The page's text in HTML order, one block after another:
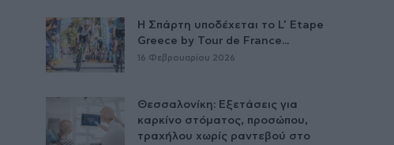
Η Σπάρτη υποδέχεται το L’ Etape
Greece by Tour de France...
16 Φεβρουαρίου 2026
Θεσσαλονίκη: Εξετάσεις για
καρκίνο στόματος, προσώπου,
τραχήλου χωρίς ραντεβού στο